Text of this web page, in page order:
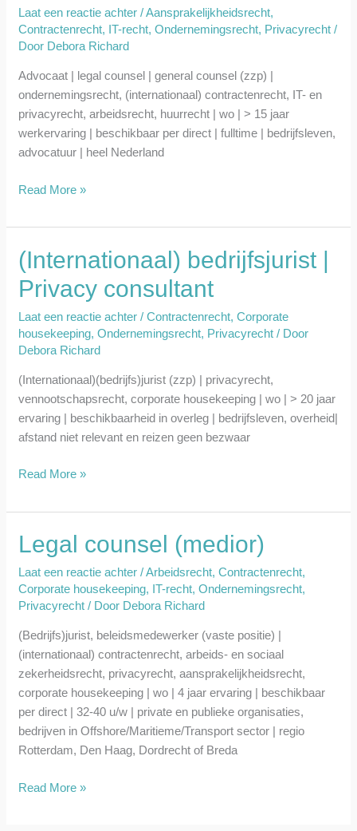
Laat een reactie achter /Aansprakelijkheidsrecht,
Contractenrecht, IT-recht,Ondernemingsrecht, Privacyrecht /
Door Debora Richard
Advocaat | legal counsel | general counsel (zzp) |
ondernemingsrecht, (internationaal) contractenrecht, IT- en
privacyrecht, arbeidsrecht, huurrecht | wo | > 15 jaar
werkervaring | beschikbaar per direct | fulltime | bedrijfsleven,
advocatuur | heel Nederland
Counsel
|
General
Read More »
(Internationaal) bedrijfsjurist |
Privacy consultant
Laat een reactie achter /Contractenrecht,Corporate
housekeeping,Ondernemingsrecht, Privacyrecht / Door
Debora Richard
(Internationaal)(bedrijfs)jurist (zzp) | privacyrecht,
vennootschapsrecht, corporate housekeeping | wo | > 20 jaar
ervaring | beschikbaarheid in overleg | bedrijfsleven, overheid|
afstand niet relevant en reizen geen bezwaar
(Internationaal)
bedrijfsjurist
Privacy
consultant
Read More »
Legal counsel (medior)
Laat een reactie achter /Arbeidsrecht,Contractenrecht,
Corporate housekeeping, IT-recht,Ondernemingsrecht,
Privacyrecht / Door Debora Richard
(Bedrijfs)jurist, beleidsmedewerker (vaste positie) |
(internationaal) contractenrecht, arbeids- en sociaal
zekerheidsrecht, privacyrecht, aansprakelijkheidsrecht,
corporate housekeeping | wo | 4 jaar ervaring | beschikbaar
per direct | 32-40 u/w | private en publieke organisaties,
bedrijven in Offshore/Maritieme/Transport sector | regio
Rotterdam, Den Haag, Dordrecht of Breda
Legal
counsel
(medior)
Read More »